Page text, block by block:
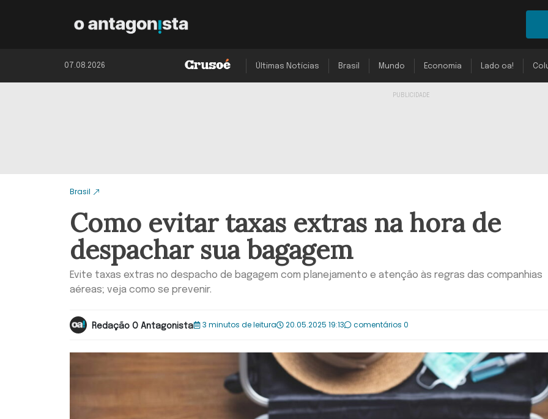
07.08.2026 Últimas Notícias Brasil Mundo Economia Lado oa!
Brasil
Como evitar taxas extras na hora de
despachar sua bagagem
Evite taxas extras no despacho de bagagem com planejamento e atenção às regras das companhias
aéreas; veja como se prevenir.
Redação O Antagonista 3 minutos de leitura 20.05.2025 19:13 comentários 0